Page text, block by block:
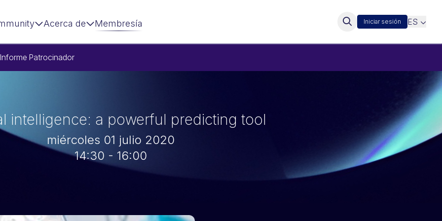
Acerca de Membresía Iniciar sesión ES
Informe Patrocinador
intelligence: a powerful predicting tool
miércoles 01 julio 2020
14:30 - 16:00